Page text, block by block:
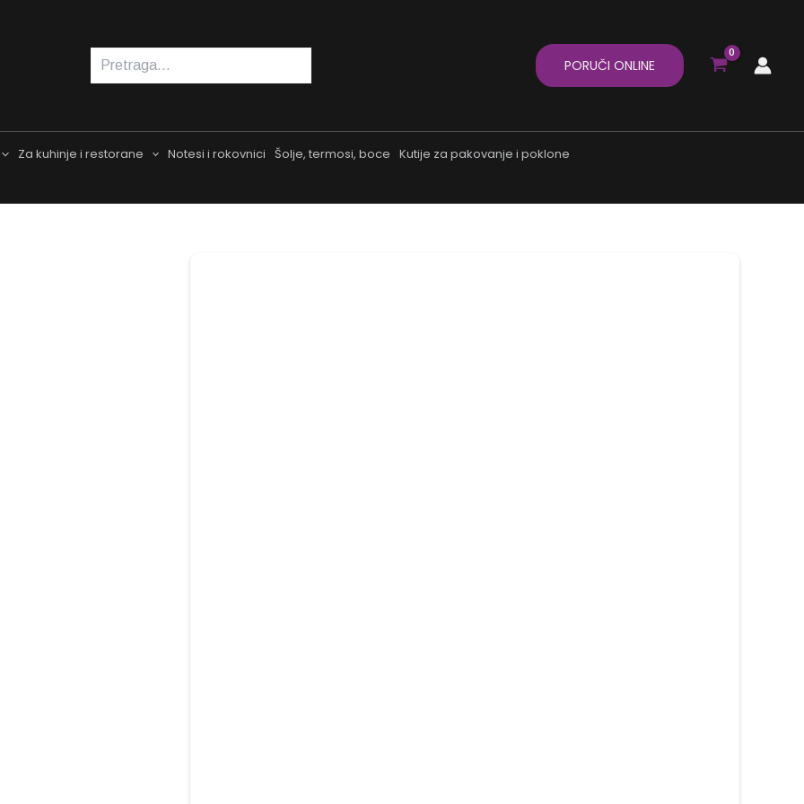
PORUČI ONLINE
Za kuhinje i restorane Notesi i rokovnici Šolje, termosi, boce Kutije za pakovanje i poklone